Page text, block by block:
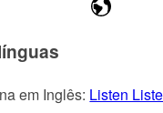
em Inglês: Listen